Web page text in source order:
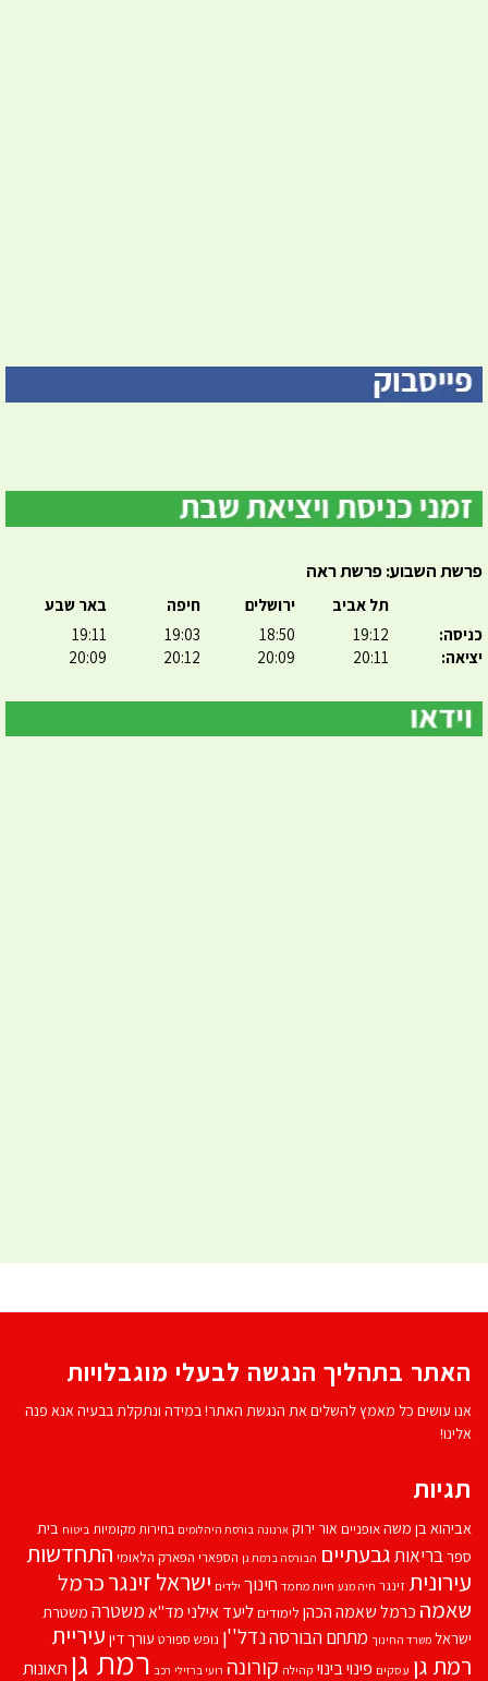
פרשת השבוע: פרשת ראה
כניסה:
יציאה:
תל אביב
19:12
20:11
ירושלים
18:50
20:09
חיפה
19:03
20:12
באר שבע
19:11
20:09
האתר בתהליך הנגשה לבעלי מוגבלויות
אנו עושים כל מאמץ להשלים את הנגשת האתר! במידה ונתקלת בבעיה אנא פנה
אלינו!
תגיות
אביהוא בן משהאופניים אור ירוק ארנונה בורסת היהלומים בחירות מקומיות ביטוח בית
ספרבריאותגבעתיים הבורסה ברמת גן הספארי הפארק הלאומי התחדשות
עירוניתזינגר חיה מנע חיות מחמד חינוך ילדים ישראל זינגרכרמל
שאמה כרמל שאמה הכהן לימודים ליעד אילנימד''אמשטרה משטרת
ישראל משרד החינוך מתחם הבורסהנדל''ן נופש ספורט עורך דין עיריית
רמת גן עסקים פינוי בינוי קהילה קורונה רועי ברזילי רכב רמת גן תאונות